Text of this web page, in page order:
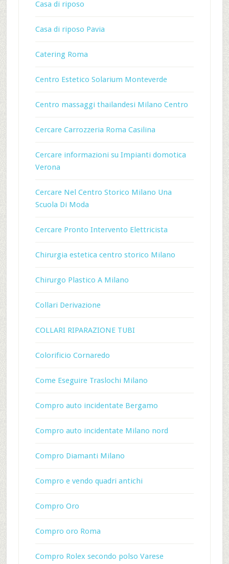
Casa di riposo
Casa di riposo Pavia
Catering Roma
Centro Estetico Solarium Monteverde
Centro massaggi thailandesi Milano Centro
Cercare Carrozzeria Roma Casilina
Cercare informazioni su Impianti domotica
Verona
Cercare Nel Centro Storico Milano Una
Scuola Di Moda
Cercare Pronto Intervento Elettricista
Chirurgia estetica centro storico Milano
Chirurgo Plastico A Milano
Collari Derivazione
COLLARI RIPARAZIONE TUBI
Colorificio Cornaredo
Come Eseguire Traslochi Milano
Compro auto incidentate Bergamo
Compro auto incidentate Milano nord
Compro Diamanti Milano
Compro e vendo quadri antichi
Compro Oro
Compro oro Roma
Compro Rolex secondo polso Varese